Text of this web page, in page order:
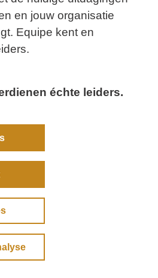
en jouw organisatie
Equipe kent en
échte leiders.